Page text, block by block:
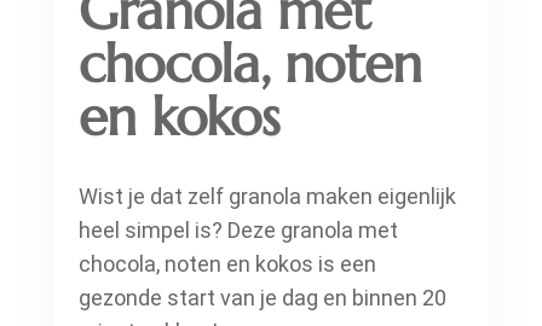
chocola, noten
en kokos
Wist je dat zelf granola maken eigenlijk
heel simpel is? Deze granola met
chocola, noten en kokos is een
gezonde start van je dag en binnen 20